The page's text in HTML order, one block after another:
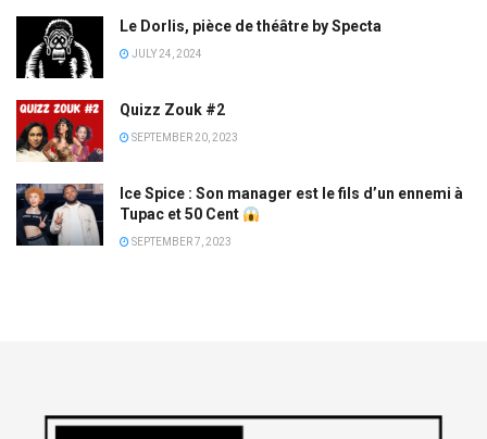
Le Dorlis, pièce de théâtre by Specta
JULY 24, 2024
Quizz Zouk #2
SEPTEMBER 20, 2023
Ice Spice : Son manager est le fils d’un ennemi à
Tupac et 50 Cent
SEPTEMBER 7, 2023